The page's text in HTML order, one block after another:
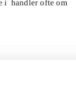
i handler ofte om